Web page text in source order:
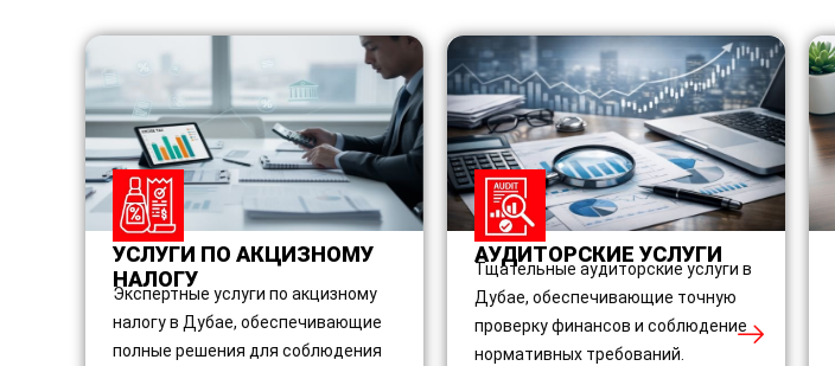
УСЛУГИ ПО АКЦИЗНОМУ
НАЛОГУ
Экспертные услуги по акцизному
налогу в Дубае, обеспечивающие
полные решения для соблюдения
АУДИТОРСКИЕ УСЛУГИ
Тщательные аудиторские услуги в
Дубае, обеспечивающие точную
проверку финансов и соблюдение
нормативных требований.